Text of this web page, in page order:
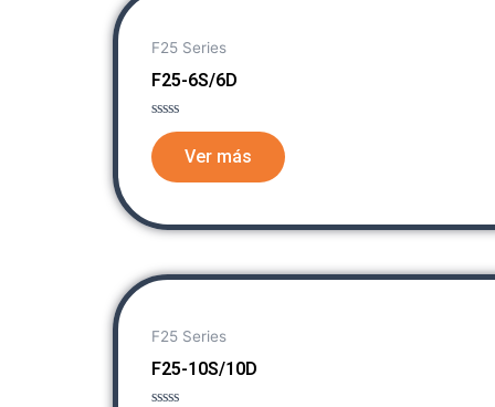
F25 Series
F25-6S/6D
Rated
0
out
of
Ver más
F25 Series
F25-10S/10D